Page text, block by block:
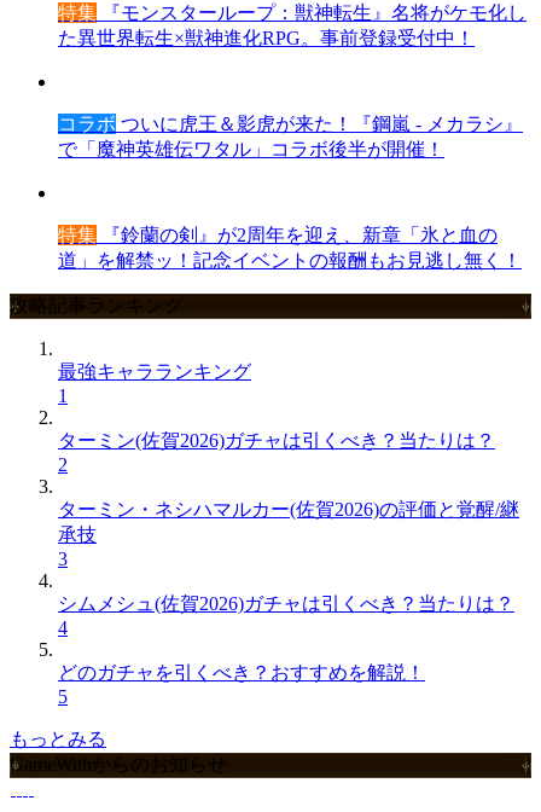
特集 『モンスターループ：獣神転生』名将がケモ化し
た異世界転生×獣神進化RPG。事前登録受付中！
コラボ ついに虎王＆影虎が来た！『鋼嵐 - メカラシ』
で「魔神英雄伝ワタル」コラボ後半が開催！
特集 『鈴蘭の剣』が2周年を迎え、新章「氷と血の
道」を解禁ッ！記念イベントの報酬もお見逃し無く！
攻略記事ランキング
最強キャラランキング
1
ターミン(佐賀2026)ガチャは引くべき？当たりは？
2
ターミン・ネシハマルカー(佐賀2026)の評価と覚醒/継
承技
3
シムメシュ(佐賀2026)ガチャは引くべき？当たりは？
4
どのガチャを引くべき？おすすめを解説！
5
もっとみる
GameWithからのお知らせ